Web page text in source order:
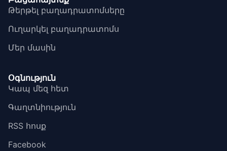
Թերթել բաղադրատոմսերը
Ուղարկել բաղադրատոմս
Մեր մասին
Օգնություն
Կապ մեզ հետ
Գաղտնիություն
RSS հոսք
Facebook